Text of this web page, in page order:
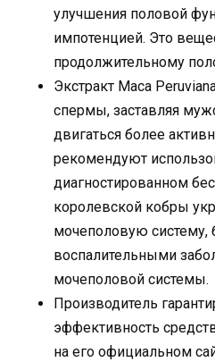
улучшения половой
импотенцией. Это
продолжительному
Экстракт Maca
спермы, заставляя
двигаться более
рекомендуют
диагностированном
королевской кобры
мочеполовую систему,
воспалительными
мочеполовой системы.
Производитель
эффективность
на его официальном